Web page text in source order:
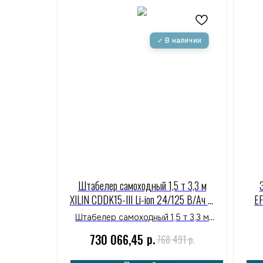
Штабелер самоходный 1,5 т 3,3 м
XILIN CDDK15-III Li-ion 24/125 В/Ач (с
платформой)
Штабелер самоходный 1,5 т 3,3 м
платформой) широко применяется
730 066,45 р.768 491р.